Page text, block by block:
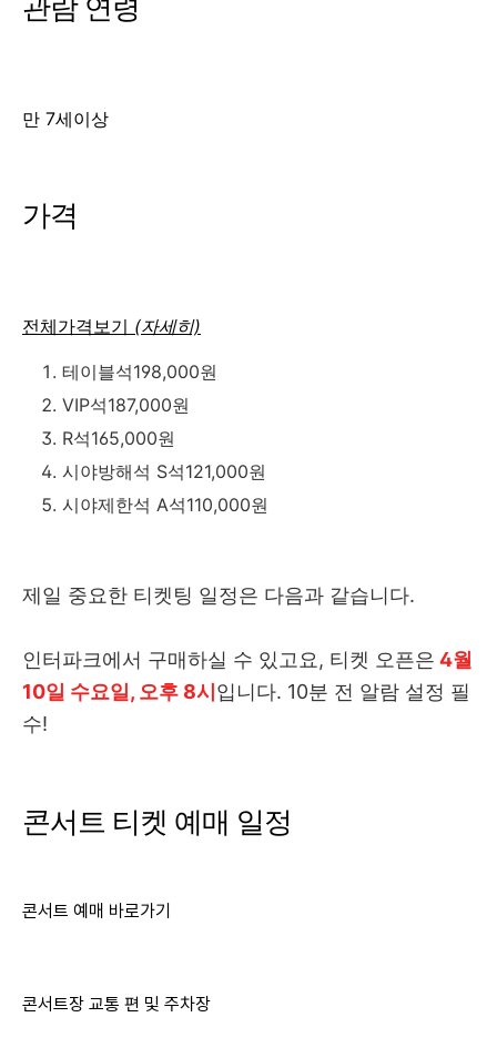
관람 연령
만 7세이상
가격
전체가격보기 (자세히)
테이블석198,000원
VIP석187,000원
R석165,000원
시야방해석 S석121,000원
시야제한석 A석110,000원
제일 중요한 티켓팅 일정은 다음과 같습니다.
인터파크에서 구매하실 수 있고요, 티켓 오픈은 4월
10일 수요일, 오후 8시 입니다. 10분 전 알람 설정 필
수!
콘서트 티켓 예매 일정
콘서트 예매 바로가기
콘서트장 교통 편 및 주차장